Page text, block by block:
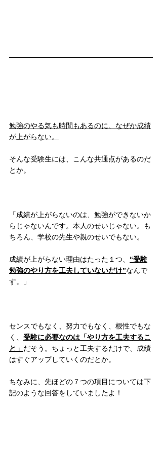
勉強のやる気も時間もあるのに、なぜか成績
が上がらない。
そんな受験生には、こんな共通点があるのだ
とか。
「成績が上がらないのは、勉強ができないか
らじゃないんです。本人のせいじゃない。も
ちろん、学校の先生や親のせいでもない。
成績が上がらない理由はたった１つ、 “受験
勉強のやり方を工夫していないだけ”なんで
す。」
センスでもなく、努力でもなく、根性でもな
く、 受験に必要なのは「やり方を工夫するこ
と」 だそう。ちょっと工夫するだけで、成績
はすぐアップしていくのだとか。
ちなみに、先ほどの７つの項目については下
記のような回答をしていましたよ！